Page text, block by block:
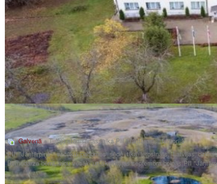
Galvenā» Tulpju stādīšanas talka PII "Jāņtārpiņš" teritorijā
PII "Jāņtārpiņš" vecāku padomes sēdē tika ierosināts, Latvijas
Bērnudārza bērni, viņu vecāki un skolotājas septembra beigās PII